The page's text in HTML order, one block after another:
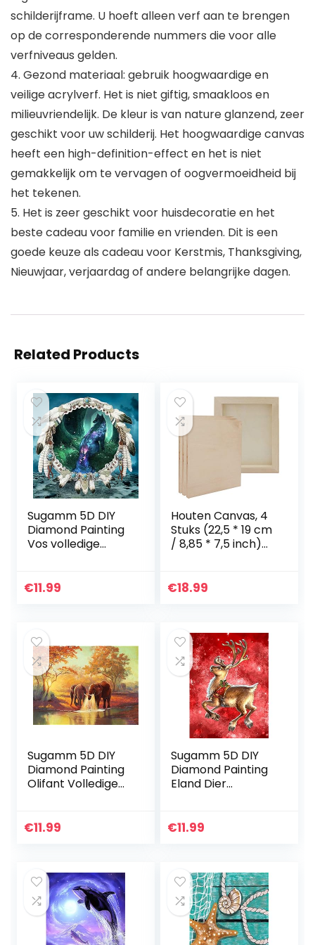
schilderijframe. U hoeft alleen verf aan te brengen
op de corresponderende nummers die voor alle
verfniveaus gelden.
4. Gezond materiaal: gebruik hoogwaardige en
veilige acrylverf. Het is niet giftig, smaakloos en
milieuvriendelijk. De kleur is van nature glanzend, zeer
geschikt voor uw schilderij. Het hoogwaardige canvas
heeft een high-definition-effect en het is niet
gemakkelijk om te vervagen of oogvermoeidheid bij
het tekenen.
5. Het is zeer geschikt voor huisdecoratie en het
beste cadeau voor familie en vrienden. Dit is een
goede keuze als cadeau voor Kerstmis, Thanksgiving,
Nieuwjaar, verjaardag of andere belangrijke dagen.
Related Products
Sugamm 5D DIY
Diamond Painting
Vos volledige
strassteentjes,
€11.99
Houten Canvas, 4
Stuks (22,5 * 19 cm
/ 8,85 * 7,5 inch)
Paneelborden,
€18.99
Sugamm 5D DIY
Diamond Painting
Olifant Volledige
strassteentjes,
€11.99
Sugamm 5D DIY
Diamond Painting
Eland Dier
Kit Strassteentjes,
€11.99